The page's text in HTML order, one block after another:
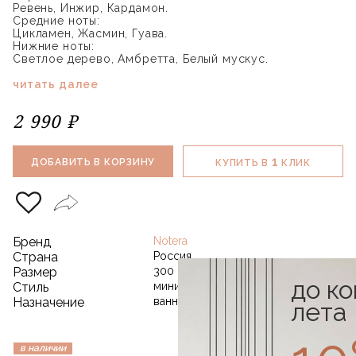
Ревень, Инжир, Кардамон.
Средние ноты:
Цикламен, Жасмин, Гуава.
Нижние ноты:
Светлое дерево, Амбретта, Белый мускус.
читать далее
2 990 ₽
ДОБАВИТЬ В КОРЗИНУ КУПИТЬ В 1 КЛИК
Бренд Notera
Страна Россия
Размер 300 мл
Стиль минимализм
Назначение ванная
в наличии
до
лета